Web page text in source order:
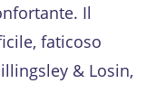
Il
faticoso
& Losin,